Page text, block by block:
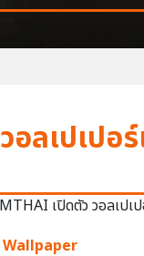
วอลเปเปอ
Wallpaper